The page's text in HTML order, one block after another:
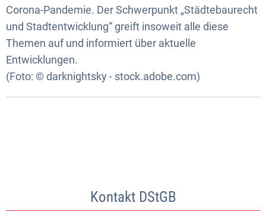
Corona-Pandemie. Der Schwerpunkt „Städtebaurecht
und Stadtentwicklung“ greift insoweit alle diese
Themen auf und informiert über aktuelle
Entwicklungen.
(Foto: © darknightsky - stock.adobe.com)
Kontakt DStGB